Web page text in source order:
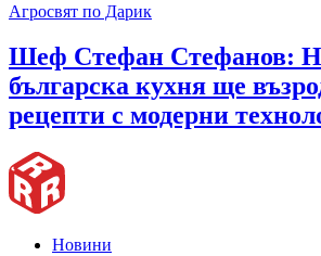
Агросвят по Дарик
Шеф Стефан Стефанов:
българска кухня ще
рецепти с модерни
Новини